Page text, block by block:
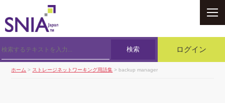
検索 ログイン
ホーム > ストレージネットワーキング用語集 > backup manager